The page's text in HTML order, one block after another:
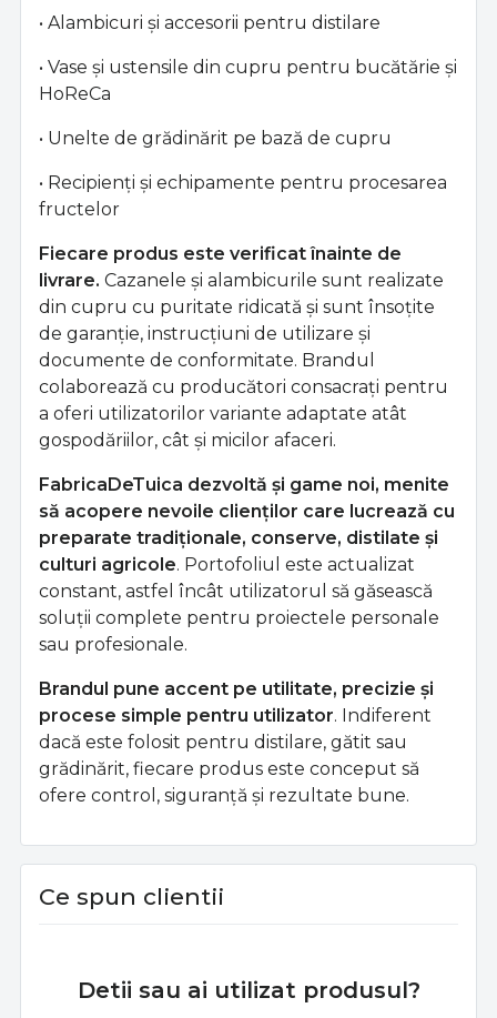
• Alambicuri și accesorii pentru distilare
• Vase și ustensile din cupru pentru bucătărie și
HoReCa
• Unelte de grădinărit pe bază de cupru
• Recipienți și echipamente pentru procesarea
fructelor
Fiecare produs este verificat înainte de
livrare. Cazanele și alambicurile sunt realizate
din cupru cu puritate ridicată și sunt însoțite
de garanție, instrucțiuni de utilizare și
documente de conformitate. Brandul
colaborează cu producători consacrați pentru
a oferi utilizatorilor variante adaptate atât
gospodăriilor, cât și micilor afaceri.
FabricaDeTuica dezvoltă și game noi, menite
să acopere nevoile clienților care lucrează cu
preparate tradiționale, conserve, distilate și
culturi agricole. Portofoliul este actualizat
constant, astfel încât utilizatorul să găsească
soluții complete pentru proiectele personale
sau profesionale.
Brandul pune accent pe utilitate, precizie și
procese simple pentru utilizator. Indiferent
dacă este folosit pentru distilare, gătit sau
grădinărit, fiecare produs este conceput să
ofere control, siguranță și rezultate bune.
Ce spun clientii
Detii sau ai utilizat produsul?